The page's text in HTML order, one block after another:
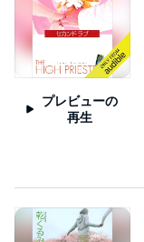
プレビューの
再生